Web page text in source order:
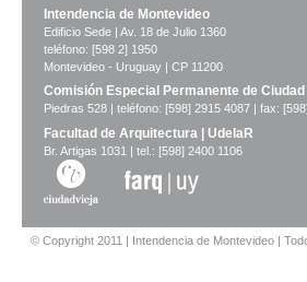
Intendencia de Montevideo
Edificio Sede | Av. 18 de Julio 1360
teléfono: [598 2] 1950
Montevideo - Uruguay | CP 11200
Comisión Especial Permanente de Ciudad
Piedras 528 | teléfono: [598] 2915 4087 | fax:
Facultad de Arquitectura | UdelaR
Br. Artigas 1031 | tel.: [598] 2400 1106
© Copyright 2011 | Intendencia de Montevideo |